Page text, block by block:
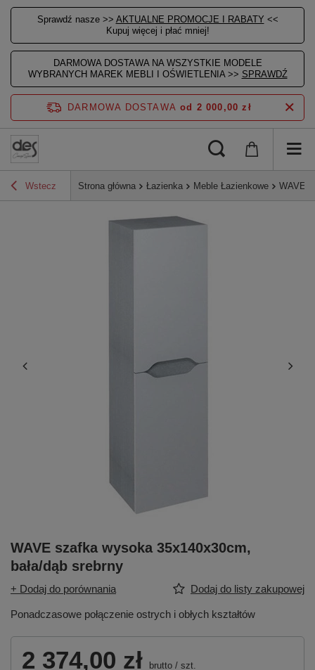
Sprawdź nasze >> AKTUALNE PROMOCJE I RABATY <<
Kupuj więcej i płać mniej!
DARMOWA DOSTAWA NA WSZYSTKIE MODELE
WYBRANYCH MAREK MEBLI I OŚWIETLENIA >> SPRAWDŹ
DARMOWA DOSTAWA od 2 000,00 zł
Wstecz Strona główna Łazienka Meble Łazienkowe WAVE
WAVE szafka wysoka 35x140x30cm,
bała/dąb srebrny
+ Dodaj do porównania Dodaj do listy zakupowej
Ponadczasowe połączenie ostrych i obłych kształtów
2 374,00 zł brutto / szt.